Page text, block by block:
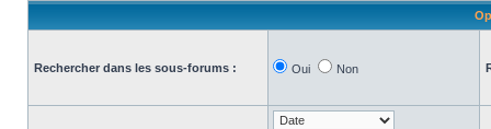
Rechercher dans les sous-forums : Oui Non